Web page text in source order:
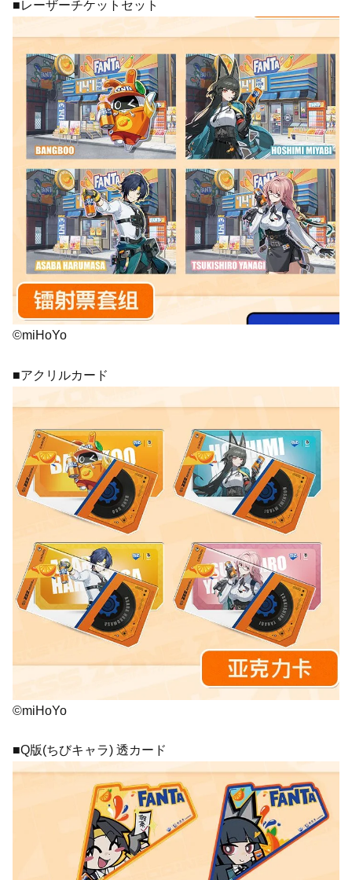
■レーザーチケットセット
©miHoYo
■アクリルカード
©miHoYo
■Q版(ちびキャラ) 透カード